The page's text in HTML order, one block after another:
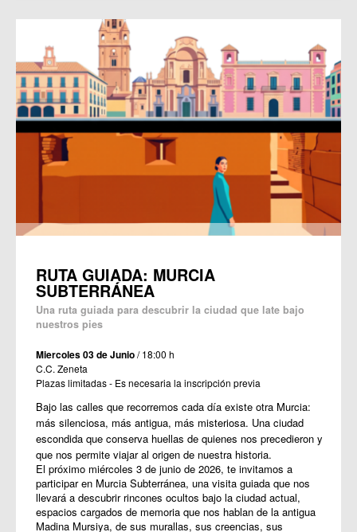
RUTA GUIADA: MURCIA
SUBTERRÁNEA
Una ruta guiada para descubrir la ciudad que late bajo
nuestros pies
Miercoles 03 de Junio/ 18:00 h
C.C. Zeneta
Plazas limitadas - Es necesaria la inscripción previa
Bajo las calles que recorremos cada día existe otra Murcia:
más silenciosa, más antigua, más misteriosa. Una ciudad
escondida que conserva huellas de quienes nos precedieron y
que nos permite viajar al origen de nuestra historia.
El próximo miércoles 3 de junio de 2026, te invitamos a
participar en Murcia Subterránea, una visita guiada que nos
llevará a descubrir rincones ocultos bajo la ciudad actual,
espacios cargados de memoria que nos hablan de la antigua
Madina Mursiya, de sus murallas, sus creencias, sus